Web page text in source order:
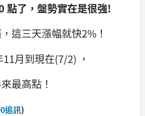
點了，盤勢實在是很強!
這三天漲幅就快2%！
月到現在(7/2) ，
最高點！
追訊)